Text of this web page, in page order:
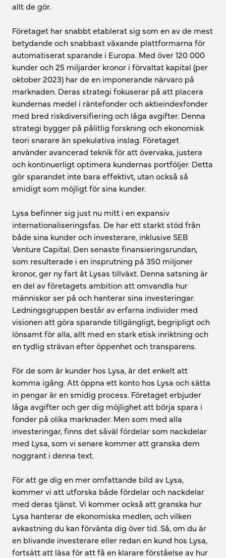
allt de gör.
Företaget har snabbt etablerat sig som en av de mest
betydande och snabbast växande plattformarna för
automatiserat sparande i Europa. Med över 120 000
kunder och 25 miljarder kronor i förvaltat kapital (per
oktober 2023) har de en imponerande närvaro på
marknaden. Deras strategi fokuserar på att placera
kundernas medel i räntefonder och aktieindexfonder
med bred riskdiversifiering och låga avgifter. Denna
strategi bygger på pålitlig forskning och ekonomisk
teori snarare än spekulativa inslag. Företaget
använder avancerad teknik för att övervaka, justera
och kontinuerligt optimera kundernas portföljer. Detta
gör sparandet inte bara effektivt, utan också så
smidigt som möjligt för sina kunder.
Lysa befinner sig just nu mitt i en expansiv
internationaliseringsfas. De har ett starkt stöd från
både sina kunder och investerare, inklusive SEB
Venture Capital. Den senaste finansieringsrundan,
som resulterade i en insprutning på 350 miljoner
kronor, ger ny fart åt Lysas tillväxt. Denna satsning är
en del av företagets ambition att omvandla hur
människor ser på och hanterar sina investeringar.
Ledningsgruppen består av erfarna individer med
visionen att göra sparande tillgängligt, begripligt och
lönsamt för alla, allt med en stark etisk inriktning och
en tydlig strävan efter öppenhet och transparens.
För de som är kunder hos Lysa, är det enkelt att
komma igång. Att öppna ett konto hos Lysa och sätta
in pengar är en smidig process. Företaget erbjuder
låga avgifter och ger dig möjlighet att börja spara i
fonder på olika marknader. Men som med alla
investeringar, finns det såväl fördelar som nackdelar
med Lysa, som vi senare kommer att granska dem
noggrant i denna text.
För att ge dig en mer omfattande bild av Lysa,
kommer vi att utforska både fördelar och nackdelar
med deras tjänst. Vi kommer också att granska hur
Lysa hanterar de ekonomiska medlen, och vilken
avkastning du kan förvänta dig över tid. Så, om du är
en blivande investerare eller redan en kund hos Lysa,
fortsätt att läsa för att få en klarare förståelse av hur